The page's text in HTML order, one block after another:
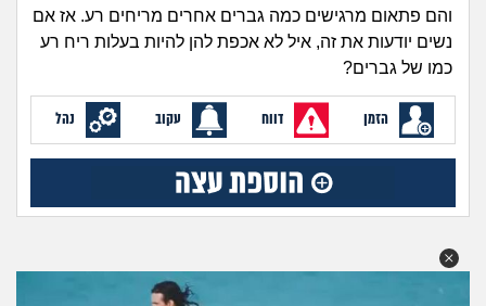
זוגיות
הורות ומשפחה
מתבגרים
לימודים וסטודנטים
חיפוש שאלות
והם פתאום מרגישים כמה גברים אחרים מריחים רע. אז אם
נשים יודעות את זה, איל לא אכפת להן להיות בעלות ריח רע
כמו של גברים?
הזמן דווח עקוב נהל